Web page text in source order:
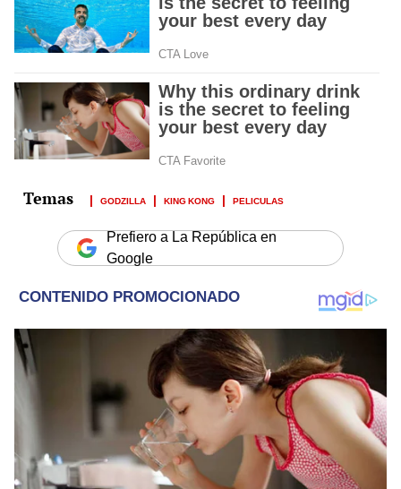
GODZILLA KING KONG PELICULAS
Prefiero a La República en
Google